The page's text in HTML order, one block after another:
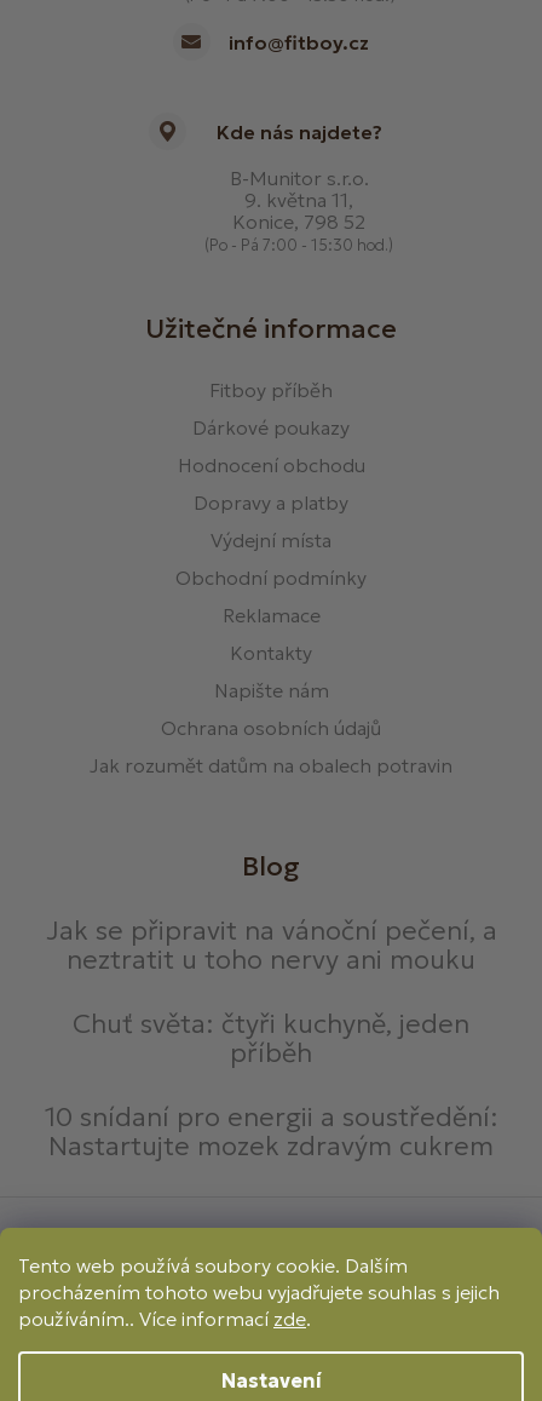
Tento web používá soubory cookie. Dalším
procházením tohoto webu vyjadřujete souhlas s jejich
používáním.. Více informací zde.
Nastavení
info@fitboy.cz
Kde nás najdete?
B-Munitor s.r.o.
9. května 11,
Konice, 798 52
(Po - Pá 7:00 - 15:30 hod.)
Užitečné informace
Fitboy příběh
Dárkové poukazy
Hodnocení obchodu
Dopravy a platby
Výdejní místa
Obchodní podmínky
Reklamace
Kontakty
Napište nám
Ochrana osobních údajů
Jak rozumět datům na obalech potravin
Blog
Jak se připravit na vánoční pečení, a
neztratit u toho nervy ani mouku
Chuť světa: čtyři kuchyně, jeden
příběh
10 snídaní pro energii a soustředění:
Nastartujte mozek zdravým cukrem
Online Převod Dobírka
Způsoby dopravy: